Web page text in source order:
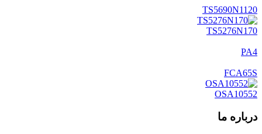
TS5690N1120
TS5276N170
PA4
FCA65S
OSA10552
درباره ما